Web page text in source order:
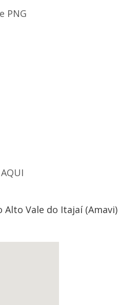
PNG
AQUI
Alto Vale do Itajaí (Amavi)